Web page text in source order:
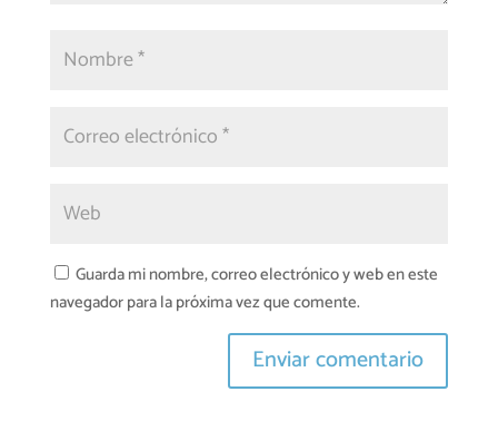
Guarda mi nombre, correo electrónico y web en este
navegador para la próxima vez que comente.